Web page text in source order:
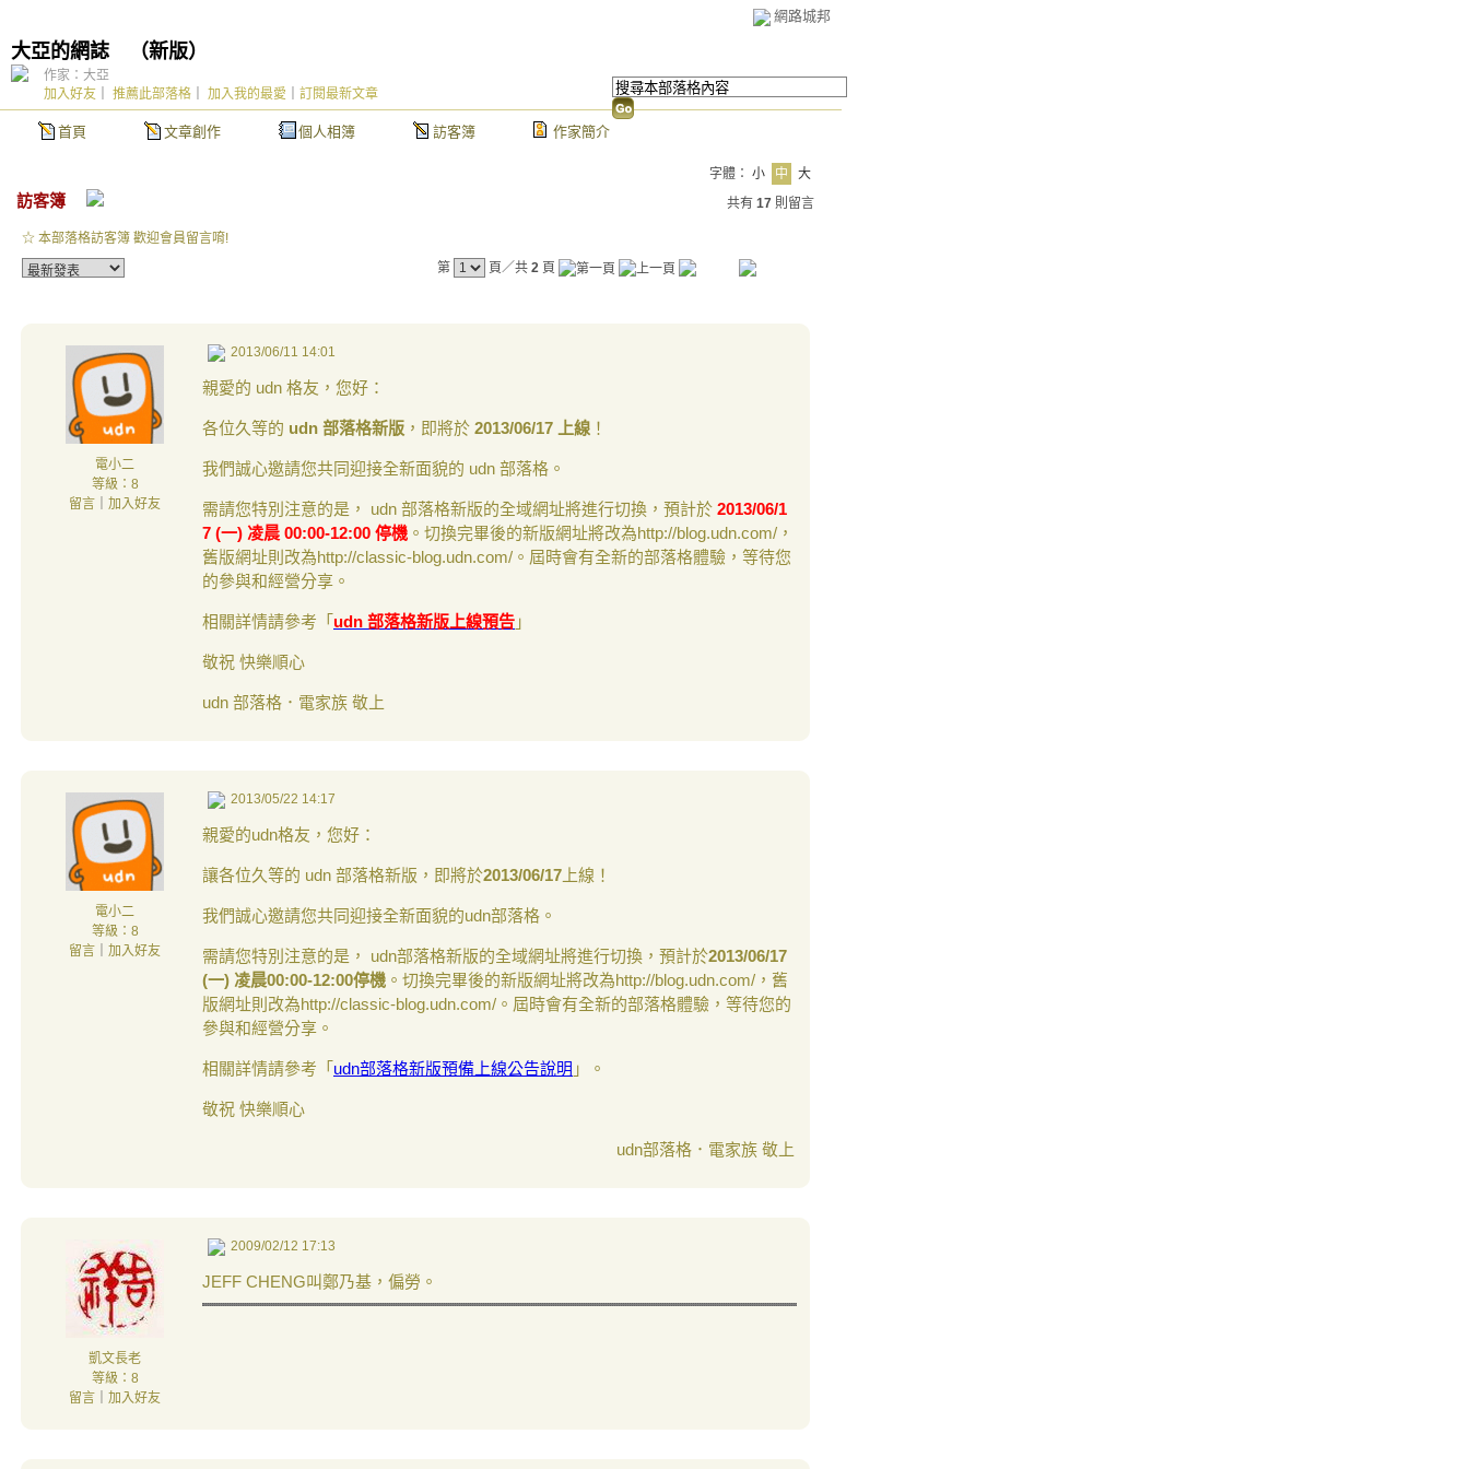
網路城邦
大亞的網誌 （新版）
首頁 文章創作 個人相簿 訪客簿 作家簡介
加入好友 推薦此部落格 加入我的最愛 訂閱最新文章
作家：大亞
字體： 小 中 大
訪客簿 共有 17 則留言
☆ 本部落格訪客簿 歡迎會員留言唷!
第
頁／共 2 頁
電小二
等級：8
留言
加入好友
2013/06/11 14:01
親愛的 udn 格友，您好：
各位久等的 udn 部落格新版 ，即將於 2013/06/17 上線 ！
我們誠心邀請您共同迎接全新面貌的 udn 部落格。
需請您特別注意的是， udn 部落格新版的全域網址將進行切換，預計於 2013/06/1
7 (一) 凌晨 00:00-12:00 停機 。切換完畢後的新版網址將改為http://blog.udn.com/，
舊版網址則改為http://classic-blog.udn.com/。屆時會有全新的部落格體驗，等待您
的參與和經營分享。
相關詳情請參考「 udn 部落格新版上線預告 」
敬祝 快樂順心
udn 部落格．電家族 敬上
電小二
等級：8
留言
加入好友
2013/05/22 14:17
親愛的udn格友，您好：
讓各位久等的 udn 部落格新版，即將於2013/06/17 上線！
我們誠心邀請您共同迎接全新面貌的udn部落格。
需請您特別注意的是， udn部落格新版的全域網址將進行切換，預計於2013/06/17
(一) 凌晨00:00-12:00停機 。切換完畢後的新版網址將改為http://blog.udn.com/，舊
版網址則改為http://classic-blog.udn.com/。屆時會有全新的部落格體驗，等待您的
參與和經營分享。
相關詳情請參考「 udn部落格新版預備上線公告說明 」。
敬祝 快樂順心
udn部落格．電家族 敬上
凱文長老
等級：8
留言
加入好友
2009/02/12 17:13
JEFF CHENG叫鄭乃基，偏勞。